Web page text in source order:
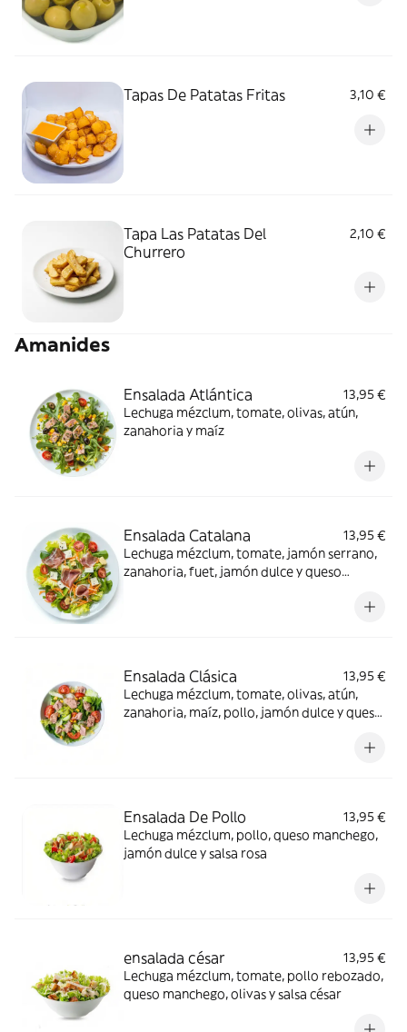
Tapas De Patatas Fritas 3,10 €
Tapa Las Patatas Del
Churrero
2,10 €
Amanides
Ensalada Atlántica
13,95 €
Lechuga mézclum, tomate, olivas, atún,
zanahoria y maíz
Ensalada Catalana
13,95 €
Lechuga mézclum, tomate, jamón serrano,
zanahoria, fuet, jamón dulce y queso
Ensalada Clásica
13,95 €
Lechuga mézclum, tomate, olivas, atún,
zanahoria, maíz, pollo, jamón dulce y queso
Ensalada De Pollo
13,95 €
Lechuga mézclum, pollo, queso manchego,
jamón dulce y salsa rosa
ensalada césar
13,95 €
Lechuga mézclum, tomate, pollo rebozado,
queso manchego, olivas y salsa césar